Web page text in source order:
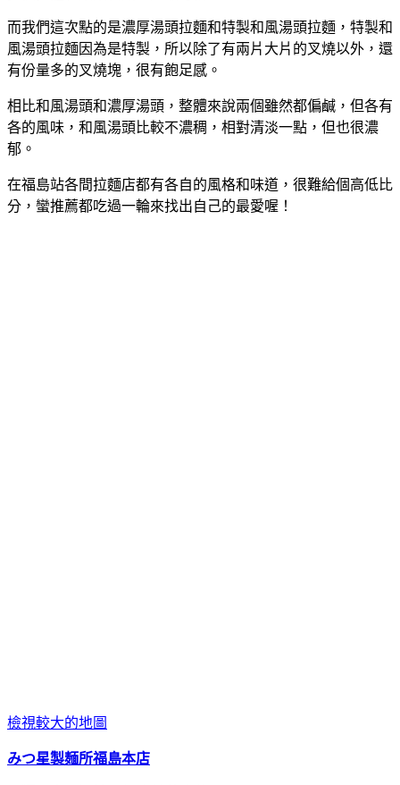
而我們這次點的是濃厚湯頭拉麵和特製和風湯頭拉麵，特製和
風湯頭拉麵因為是特製，所以除了有兩片大片的叉燒以外，還
有份量多的叉燒塊，很有飽足感。
相比和風湯頭和濃厚湯頭，整體來說兩個雖然都偏鹹，但各有
各的風味，和風湯頭比較不濃稠，相對清淡一點，但也很濃
郁。
在福島站各間拉麵店都有各自的風格和味道，很難給個高低比
分，蠻推薦都吃過一輪來找出自己的最愛喔！
檢視較大的地圖
みつ星製麺所福島本店